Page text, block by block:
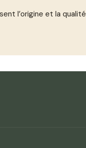
l’origine et la qualité